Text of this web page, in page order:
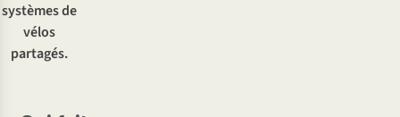
systèmes de
vélos
partagés.